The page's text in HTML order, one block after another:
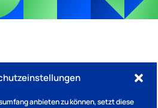
anbieten zu können, setzt diese